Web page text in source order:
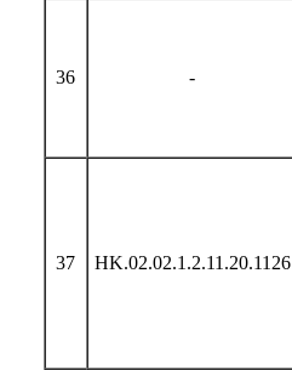
36 -
37 HK.02.02.1.2.11.20.1126